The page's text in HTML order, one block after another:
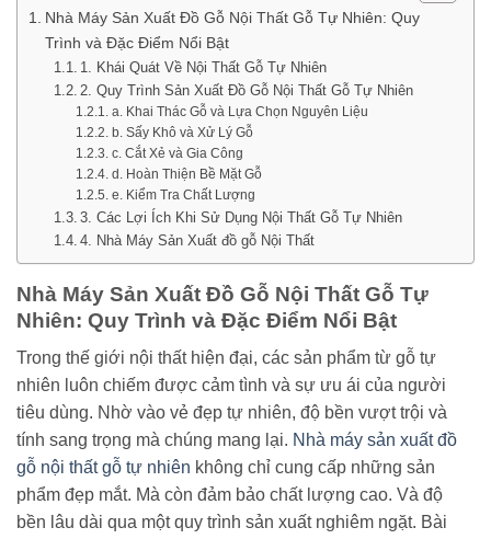
Nhà Máy Sản Xuất Đồ Gỗ Nội Thất Gỗ Tự Nhiên: Quy
Trình và Đặc Điểm Nổi Bật
1. Khái Quát Về Nội Thất Gỗ Tự Nhiên
2. Quy Trình Sản Xuất Đồ Gỗ Nội Thất Gỗ Tự Nhiên
a. Khai Thác Gỗ và Lựa Chọn Nguyên Liệu
b. Sấy Khô và Xử Lý Gỗ
c. Cắt Xẻ và Gia Công
d. Hoàn Thiện Bề Mặt Gỗ
e. Kiểm Tra Chất Lượng
3. Các Lợi Ích Khi Sử Dụng Nội Thất Gỗ Tự Nhiên
4. Nhà Máy Sản Xuất đồ gỗ Nội Thất
Nhà Máy Sản Xuất Đồ Gỗ Nội Thất Gỗ Tự
Nhiên: Quy Trình và Đặc Điểm Nổi Bật
Trong thế giới nội thất hiện đại, các sản phẩm từ gỗ tự
nhiên luôn chiếm được cảm tình và sự ưu ái của người
tiêu dùng. Nhờ vào vẻ đẹp tự nhiên, độ bền vượt trội và
tính sang trọng mà chúng mang lại. Nhà máy sản xuất đồ
gỗ nội thất gỗ tự nhiên không chỉ cung cấp những sản
phẩm đẹp mắt. Mà còn đảm bảo chất lượng cao. Và độ
bền lâu dài qua một quy trình sản xuất nghiêm ngặt. Bài